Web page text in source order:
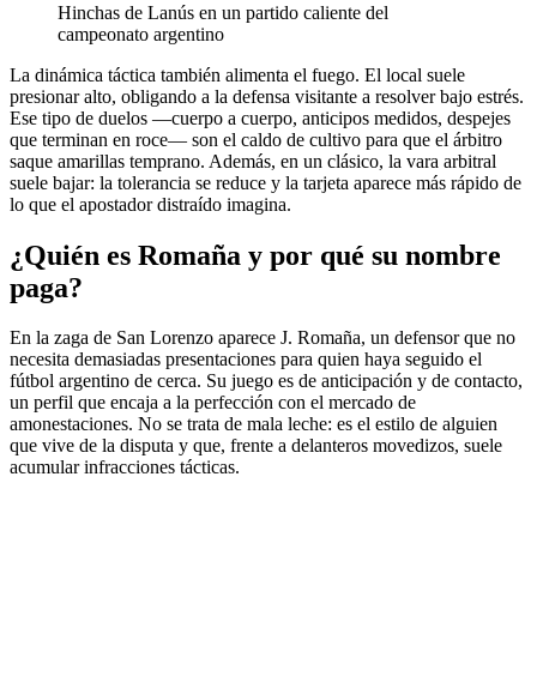
Hinchas de Lanús en un partido caliente del
campeonato argentino
La dinámica táctica también alimenta el fuego. El local suele
presionar alto, obligando a la defensa visitante a resolver bajo estrés.
Ese tipo de duelos —cuerpo a cuerpo, anticipos medidos, despejes
que terminan en roce— son el caldo de cultivo para que el árbitro
saque amarillas temprano. Además, en un clásico, la vara arbitral
suele bajar: la tolerancia se reduce y la tarjeta aparece más rápido de
lo que el apostador distraído imagina.
¿Quién es Romaña y por qué su nombre
paga?
En la zaga de San Lorenzo aparece J. Romaña, un defensor que no
necesita demasiadas presentaciones para quien haya seguido el
fútbol argentino de cerca. Su juego es de anticipación y de contacto,
un perfil que encaja a la perfección con el mercado de
amonestaciones. No se trata de mala leche: es el estilo de alguien
que vive de la disputa y que, frente a delanteros movedizos, suele
acumular infracciones tácticas.